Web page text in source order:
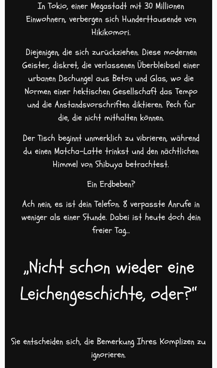
In Tokio, einer Megastadt mit 30 Millionen
Einwohnern, verbergen sich Hunderttausende von
Hikikomori.
Diejenigen, die sich zurückziehen. Diese modernen
Geister, diskret, die verlassenen Überbleibsel einer
urbanen Dschungel aus Beton und Glas, wo die
Normen einer hektischen Gesellschaft das Tempo
und die Anstandsvorschriften diktieren. Pech für
die, die nicht mithalten können.
Der Tisch beginnt unmerklich zu vibrieren, während
du einen Matcha-Latte trinkst und den nächtlichen
Himmel von Shibuya betrachtest.
Ein Erdbeben?
Ach nein, es ist dein Telefon. 8 verpasste Anrufe in
weniger als einer Stunde. Dabei ist heute doch dein
freier Tag…
„Nicht schon wieder eine
Leichengeschichte, oder?“
Sie entscheiden sich, die Bemerkung Ihres Komplizen zu
ignorieren.